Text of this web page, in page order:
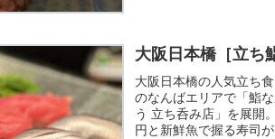
大阪日本橋［立ち
大阪日本橋の人気立ち
のなんばエリアで「鮨
う 立ち呑み店」を展開
円と新鮮魚で握る寿司